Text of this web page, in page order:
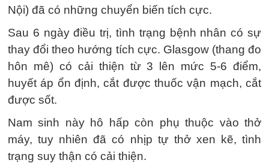
Nội) đã có những chuyển biến tích cực.
Sau 6 ngày điều trị, tình trạng bệnh nhân có sự
thay đổi theo hướng tích cực. Glasgow (thang đo
hôn mê) có cải thiện từ 3 lên mức 5-6 điểm,
huyết áp ổn định, cắt được thuốc vận mạch, cắt
được sốt.
Nam sinh này hô hấp còn phụ thuộc vào thở
máy, tuy nhiên đã có nhịp tự thở xen kẽ, tình
trạng suy thận có cải thiện.